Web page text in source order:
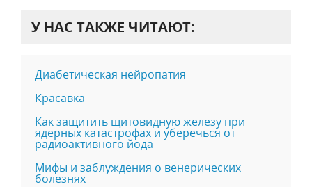
У НАС ТАКЖЕ ЧИТАЮТ:
Диабетическая нейропатия
Красавка
Как защитить щитовидную железу при
ядерных катастрофах и уберечься от
радиоактивного йода
Мифы и заблуждения о венерических
болезнях